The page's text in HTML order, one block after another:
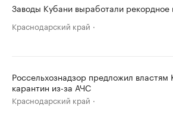
Заводы Кубани выработали рекордное
Краснодарский край
Россельхознадзор предложил властям
карантин из-за АЧС
Краснодарский край